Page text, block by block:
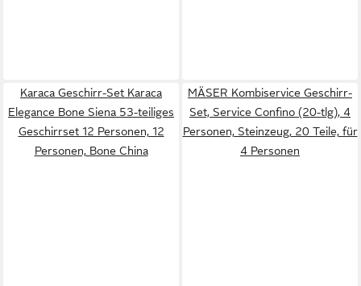
Karaca Geschirr-Set Karaca
Elegance Bone Siena 53-teiliges
Geschirrset 12 Personen, 12
Personen, Bone China
MÄSER Kombiservice Geschirr-
Set, Service Confino (20-tlg), 4
Personen, Steinzeug, 20 Teile, für
4 Personen